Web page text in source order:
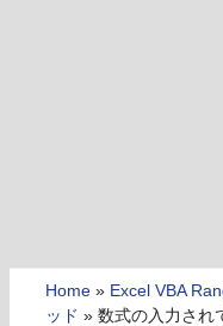
Home » Excel VBA
ッド » 数式の入力され